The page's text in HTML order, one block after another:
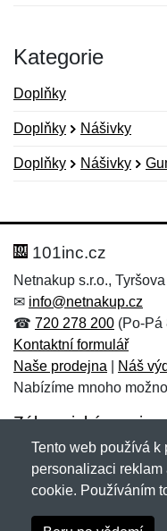
Kategorie
Doplňky
Doplňky Nášivky
Doplňky Nášivky
Hodnocení:
Jméno: *
Zpráva*
Jméno:
E-mail:*
101inc.cz
Netnakup s.r.o.,
✉ info@netnakup.cz
☎ 720 278 200 (Po-Pá
Kontaktní formulář
Naše prodejna
Náš
Nabízíme mnoho
Zákaznický servis
Novinky emailem
Copyright © 2007-
Tento web používá k
personalizaci
cookie. Používáním